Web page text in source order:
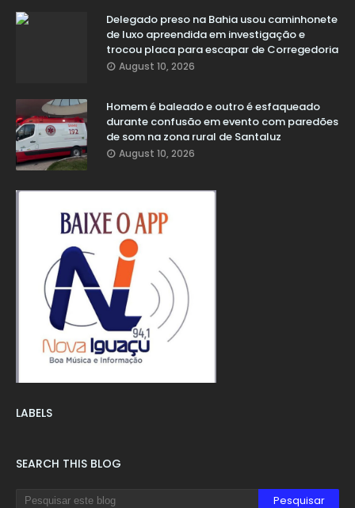
Delegado preso na Bahia usou caminhonete
de luxo apreendida em investigação e
trocou placa para escapar de Corregedoria
August 10, 2026
Homem é baleado e outro é esfaqueado
durante confusão em evento com paredões
de som na zona rural de Santaluz
August 10, 2026
LABELS
SEARCH THIS BLOG